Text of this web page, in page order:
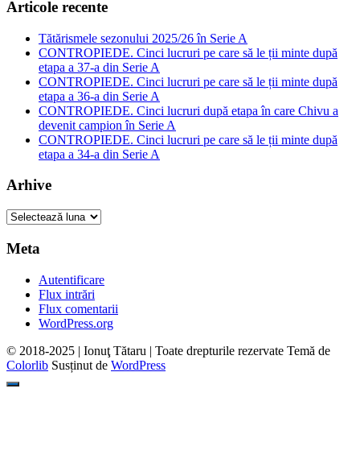
Articole recente
Tătărismele sezonului 2025/26 în Serie A
CONTROPIEDE. Cinci lucruri pe care să le ții minte după
etapa a 37-a din Serie A
CONTROPIEDE. Cinci lucruri pe care să le ții minte după
etapa a 36-a din Serie A
CONTROPIEDE. Cinci lucruri după etapa în care Chivu a
devenit campion în Serie A
CONTROPIEDE. Cinci lucruri pe care să le ții minte după
etapa a 34-a din Serie A
Arhive
Arhive
Meta
Autentificare
Flux intrări
Flux comentarii
WordPress.org
© 2018-2025 | Ionuţ Tătaru | Toate drepturile rezervate Temă de
Colorlib Susținut de WordPress